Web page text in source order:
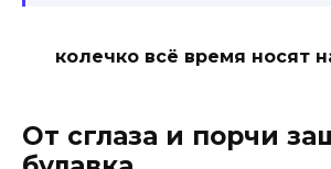
колечко всё время носят
От сглаза и порчи